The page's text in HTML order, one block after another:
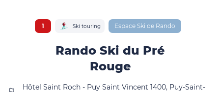
races, don't miss a thing!
1 Ski touring Espace Ski de Rando
Rando Ski du Pré
Rouge
Hôtel Saint Roch - Puy Saint Vincent 1400, Puy-Saint-